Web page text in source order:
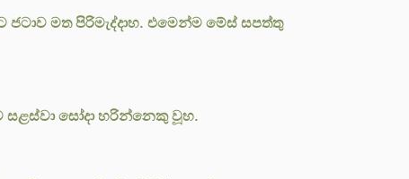
මත පිරිමැද්දාහ. එමෙන්ම මේස් සපත්තු
සෝදා හරින්නෙකු වූහ.